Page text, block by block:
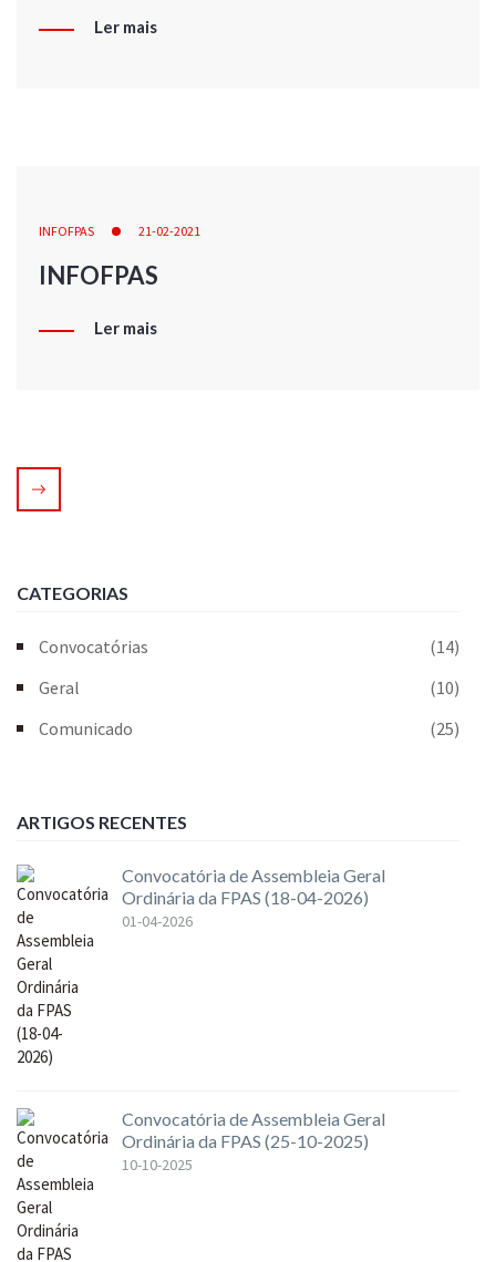
Ler mais
INFOFPAS 21-02-2021
INFOFPAS
Ler mais
CATEGORIAS
Convocatórias
(14)
Geral
(10)
Comunicado
(25)
ARTIGOS RECENTES
Convocatória de Assembleia Geral
Ordinária da FPAS (18-04-2026)
01-04-2026
Convocatória de Assembleia Geral
Ordinária da FPAS (25-10-2025)
10-10-2025